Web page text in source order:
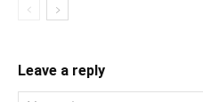
Leave a reply